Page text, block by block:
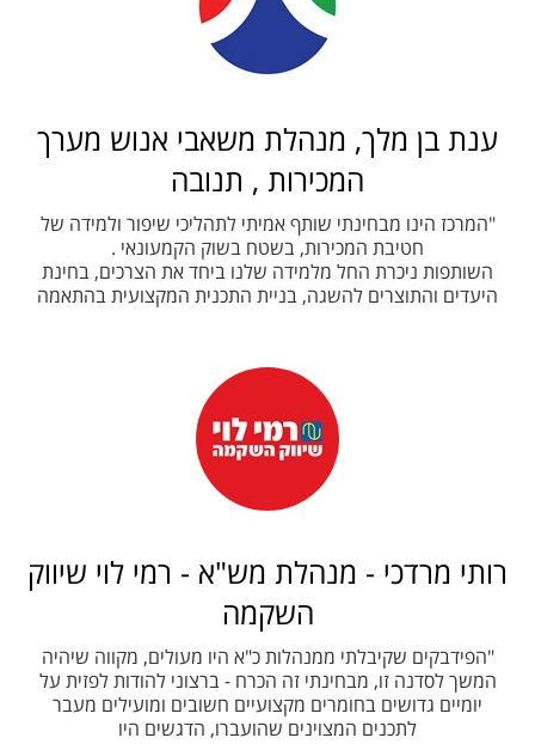
ענת בן מלך, מנהלת משאבי אנוש מערך
המכירות , תנובה
"המרכז הינו מבחינתי שותף אמיתי לתהליכי שיפור ולמידה של
חטיבת המכירות, בשטח בשוק הקמעונאי .
השותפות ניכרת החל מלמידה שלנו ביחד את הצרכים, בחינת
היעדים והתוצרים להשגה, בניית התכנית המקצועית בהתאמה
רותי מרדכי - מנהלת מש"א - רמי לוי שיווק
השקמה
"הפידבקים שקיבלתי ממנהלות כ"א היו מעולים, מקווה שיהיה
המשך לסדנה זו, מבחינתי זה הכרח - ברצוני להודות לפזית על
יומיים גדושים בחומרים מקצועיים חשובים ומועילים מעבר
לתכנים המצוינים שהועברו, הדגשים היו